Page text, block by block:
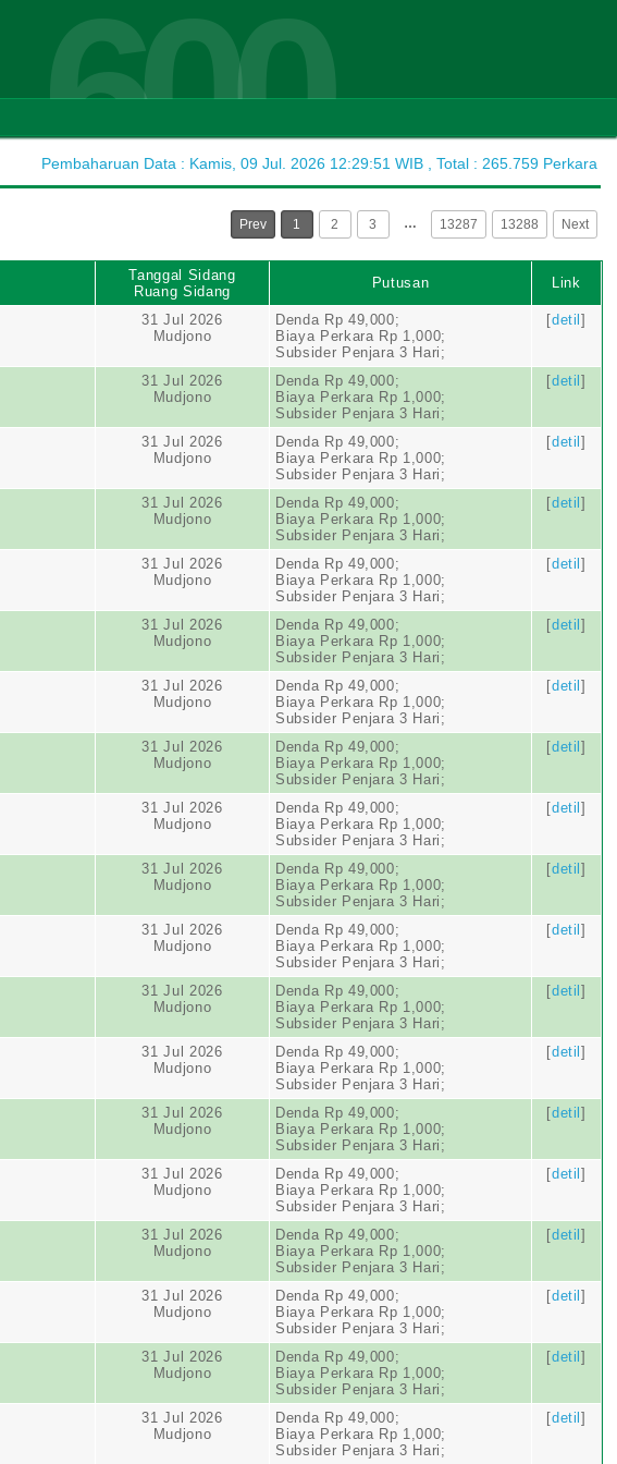
600
Pembaharuan Data : Kamis, 09 Jul. 2026 12:29:51 WIB , Total : 265.759 Perkara
Prev 1 2 3 … 13287 13288 Next
Tanggal Sidang
Ruang Sidang
Putusan Link
31 Jul 2026
Mudjono
Denda Rp 49,000;
Biaya Perkara Rp 1,000;
Subsider Penjara 3 Hari;
[detil]
31 Jul 2026
Mudjono
Denda Rp 49,000;
Biaya Perkara Rp 1,000;
Subsider Penjara 3 Hari;
[detil]
31 Jul 2026
Mudjono
Denda Rp 49,000;
Biaya Perkara Rp 1,000;
Subsider Penjara 3 Hari;
[detil]
31 Jul 2026
Mudjono
Denda Rp 49,000;
Biaya Perkara Rp 1,000;
Subsider Penjara 3 Hari;
[detil]
31 Jul 2026
Mudjono
Denda Rp 49,000;
Biaya Perkara Rp 1,000;
Subsider Penjara 3 Hari;
[detil]
31 Jul 2026
Mudjono
Denda Rp 49,000;
Biaya Perkara Rp 1,000;
Subsider Penjara 3 Hari;
[detil]
31 Jul 2026
Mudjono
Denda Rp 49,000;
Biaya Perkara Rp 1,000;
Subsider Penjara 3 Hari;
[detil]
31 Jul 2026
Mudjono
Denda Rp 49,000;
Biaya Perkara Rp 1,000;
Subsider Penjara 3 Hari;
[detil]
31 Jul 2026
Mudjono
Denda Rp 49,000;
Biaya Perkara Rp 1,000;
Subsider Penjara 3 Hari;
[detil]
31 Jul 2026
Mudjono
Denda Rp 49,000;
Biaya Perkara Rp 1,000;
Subsider Penjara 3 Hari;
[detil]
31 Jul 2026
Mudjono
Denda Rp 49,000;
Biaya Perkara Rp 1,000;
Subsider Penjara 3 Hari;
[detil]
31 Jul 2026
Mudjono
Denda Rp 49,000;
Biaya Perkara Rp 1,000;
Subsider Penjara 3 Hari;
[detil]
31 Jul 2026
Mudjono
Denda Rp 49,000;
Biaya Perkara Rp 1,000;
Subsider Penjara 3 Hari;
[detil]
31 Jul 2026
Mudjono
Denda Rp 49,000;
Biaya Perkara Rp 1,000;
Subsider Penjara 3 Hari;
[detil]
31 Jul 2026
Mudjono
Denda Rp 49,000;
Biaya Perkara Rp 1,000;
Subsider Penjara 3 Hari;
[detil]
31 Jul 2026
Mudjono
Denda Rp 49,000;
Biaya Perkara Rp 1,000;
Subsider Penjara 3 Hari;
[detil]
31 Jul 2026
Mudjono
Denda Rp 49,000;
Biaya Perkara Rp 1,000;
Subsider Penjara 3 Hari;
[detil]
31 Jul 2026
Mudjono
Denda Rp 49,000;
Biaya Perkara Rp 1,000;
Subsider Penjara 3 Hari;
[detil]
31 Jul 2026
Mudjono
Denda Rp 49,000;
Biaya Perkara Rp 1,000;
Subsider Penjara 3 Hari;
[detil]